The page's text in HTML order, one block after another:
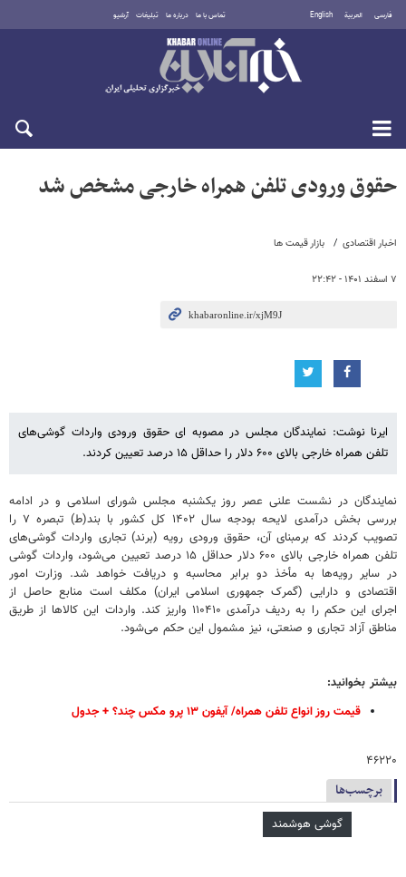
فارسی العربية English تماس با ما درباره ما تبلیغات آرشیو
یکشنبه ۱۸ مرداد ۱۴۰۵
اخبار اقتصادی بازار قیمت ها
۷ اسفند ۱۴۰۱ - ۲۲:۴۲
حقوق ورودی تلفن همراه خارجی مشخص شد
ایرنا نوشت: نمایندگان مجلس در مصوبه ای حقوق ورودی واردات گوشی‌های
تلفن همراه خارجی بالای ۶۰۰ دلار را حداقل ۱۵ درصد تعیین کردند.
نمایندگان در نشست علنی عصر روز یکشنبه مجلس شورای اسلامی و در ادامه
بررسی بخش درآمدی لایحه بودجه سال ۱۴۰۲ کل کشور با بند(ط) تبصره ۷ را
تصویب کردند که برمبنای آن، حقوق ورودی رویه (برند) تجاری واردات گوشی‌های
تلفن همراه خارجی بالای ۶۰۰ دلار حداقل ۱۵ درصد تعیین می‌شود، واردات گوشی
در سایر رویه‌ها به ‌مأخذ دو برابر محاسبه و دریافت خواهد شد. وزارت امور
اقتصادی و دارایی (گمرک جمهوری اسلامی ایران) مکلف است منابع حاصل از
اجرای این حکم را به ردیف درآمدی ۱۱۰۴۱۰ واریز کند. واردات این کالاها از طریق
مناطق آزاد تجاری و صنعتی، نیز مشمول این حکم می‌شود.
بیشتر بخوانید:
قیمت روز انواع تلفن همراه/ آیفون ۱۳ پرو مکس چند؟ + جدول
۴۶۲۲۰
برچسب‌ها
گوشی هوشمند